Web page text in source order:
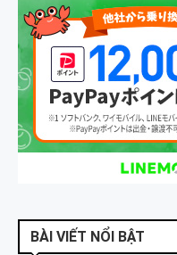
BÀI VIẾT NỔI BẬT